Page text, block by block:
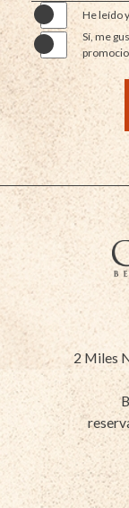
He leído
Sí, me
2 Miles